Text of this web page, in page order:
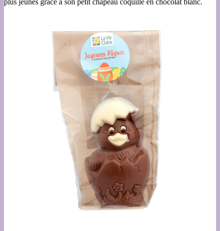
plus jeunes grâce à son petit chapeau coquille en chocolat blanc.